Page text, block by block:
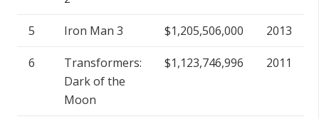
5 Iron Man 3 $1,205,506,000 2013
6
Transformers:
Dark of the
Moon
$1,123,746,996 2011